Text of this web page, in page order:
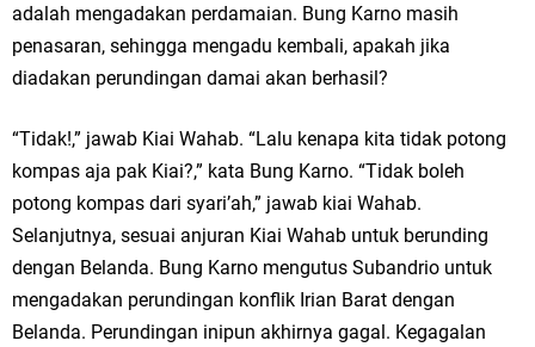
adalah mengadakan perdamaian. Bung Karno masih
penasaran, sehingga mengadu kembali, apakah jika
diadakan perundingan damai akan berhasil?
“Tidak!,” jawab Kiai Wahab. “Lalu kenapa kita tidak potong
kompas aja pak Kiai?,” kata Bung Karno. “Tidak boleh
potong kompas dari syari’ah,” jawab kiai Wahab.
Selanjutnya, sesuai anjuran Kiai Wahab untuk berunding
dengan Belanda. Bung Karno mengutus Subandrio untuk
mengadakan perundingan konflik Irian Barat dengan
Belanda. Perundingan inipun akhirnya gagal. Kegagalan